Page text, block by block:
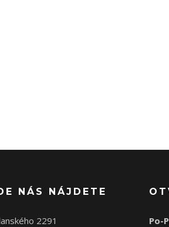
NÁS NÁJDETE
2291
Po-